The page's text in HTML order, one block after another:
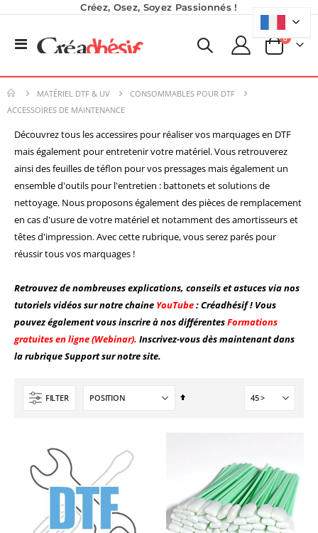
Créez, Osez, Soyez Passionnés !
Basculer
Panier
0produits
MATÉRIEL DTF & UV
CONSOMMABLES POUR DTF
ACCESSOIRES DE MAINTENANCE
Découvrez tous les accessires pour réaliser vos marquages en DTF
mais également pour entretenir votre matériel. Vous retrouverez
ainsi des feuilles de téflon pour vos pressages mais également un
ensemble d'outils pour l'entretien : battonets et solutions de
nettoyage. Nous proposons également des pièces de remplacement
en cas d'usure de votre matériel et notamment des amortisseurs et
têtes d'impression. Avec cette rubrique, vous serez parés pour
réussir tous vos marquages !
Retrouvez de nombreuses explications, conseils et astuces via nos
tutoriels vidéos sur notre chaine YouTube: Créadhésif ! Vous
pouvez également vous inscrire à nos différentesFormations
gratuites en ligne (Webinar). Inscrivez-vous dès maintenant dans
la rubrique Support sur notre site.
FILTER
Par
Rating:
8 990,00 €
7 491,67 €
Planche de Transfert DTF - Format A3 - 28 x 42 cm - Expédié en 6 heures
9,90 €
8,25 €
À partir de 5,40 €
Planche de Transfert DTF UV - Format A3 - 27 x 42 cm
9,50 €
7,92 €
49,99 €
Encre pour transfert DTF - 2eme Génération - Blanc - 1L
49,00 €
40,83 €